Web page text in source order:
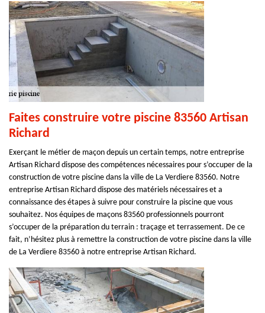
Faites construire votre piscine 83560 Artisan
Richard
Exerçant le métier de maçon depuis un certain temps, notre entreprise
Artisan Richard dispose des compétences nécessaires pour s’occuper de la
construction de votre piscine dans la ville de La Verdiere 83560. Notre
entreprise Artisan Richard dispose des matériels nécessaires et a
connaissance des étapes à suivre pour construire la piscine que vous
souhaitez. Nos équipes de maçons 83560 professionnels pourront
s’occuper de la préparation du terrain : traçage et terrassement. De ce
fait, n’hésitez plus à remettre la construction de votre piscine dans la ville
de La Verdiere 83560 à notre entreprise Artisan Richard.